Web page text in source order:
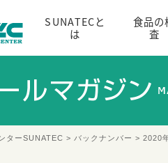
SUNATECと
は
食品の
査
ターSUNATEC > バックナンバー > 2020